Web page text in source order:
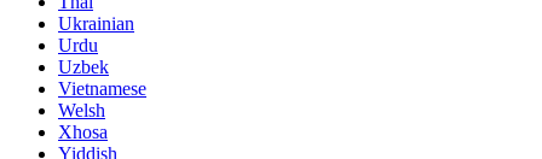
Ukrainian
Urdu
Uzbek
Vietnamese
Welsh
Xhosa
Yiddish